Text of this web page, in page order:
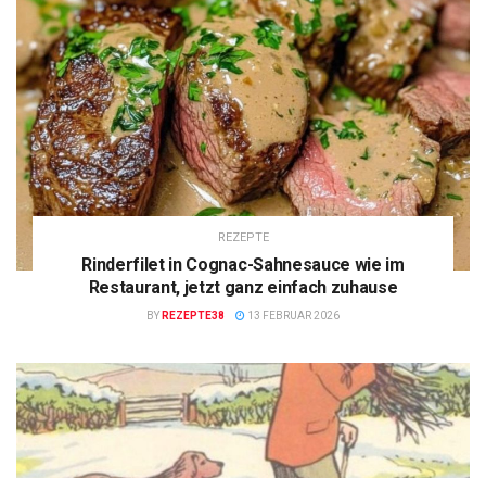
REZEPTE
Rinderfilet in Cognac-Sahnesauce wie im
Restaurant, jetzt ganz einfach zuhause
BY REZEPTE38 13 FEBRUAR 2026